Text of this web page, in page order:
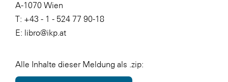
A-1070 Wien
T: +43 - 1 - 524 77 90-18
E: libro@ikp.at
Alle Inhalte dieser Meldung als .zip: